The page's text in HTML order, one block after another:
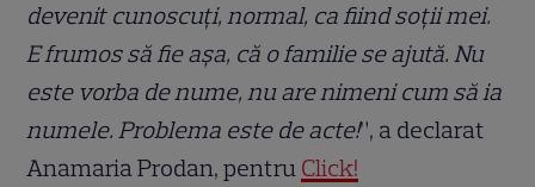
devenit cunoscuți, normal, ca fiind soții mei.
E frumos să fie așa, că o familie se ajută. Nu
este vorba de nume, nu are nimeni cum să ia
numele. Problema este de acte!”, a declarat
Anamaria Prodan, pentru Click!